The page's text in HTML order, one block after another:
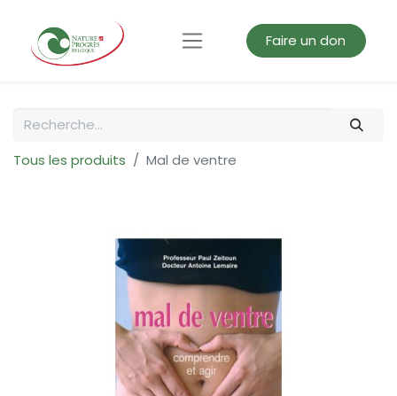
Faire un don
Tous les produits Mal de ventre